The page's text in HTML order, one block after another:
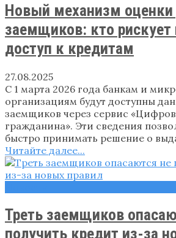
Новый механизм оценки
заемщиков: кто рискует
доступ к кредитам
27.08.2025
С 1 марта 2026 года банкам и
организациям будут доступны
заемщиков через сервис
гражданина». Эти сведения
быстро принимать решение о
Читайте далее...
Треть заемщиков
получить кредит из-за